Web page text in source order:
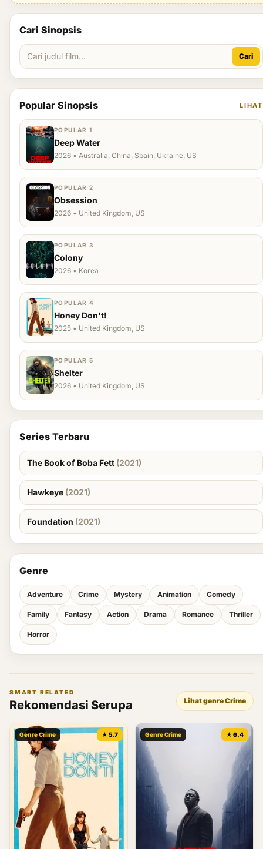
Cari Sinopsis
Cari
Popular Sinopsis LIHAT
POPULAR 1
Deep Water
2026 • Australia, China, Spain, Ukraine, US
POPULAR 2
Obsession
2026 • United Kingdom, US
POPULAR 3
Colony
2026 • Korea
POPULAR 4
Honey Don't!
2025 • United Kingdom, US
POPULAR 5
Shelter
2026 • United Kingdom, US
Series Terbaru
The Book of Boba Fett (2021)
Hawkeye (2021)
Foundation (2021)
Genre
Adventure Crime Mystery Animation Comedy
Family Fantasy Action Drama Romance Thriller
Horror
SMART RELATED
Rekomendasi Serupa Lihat genre Crime
Genre Crime ★ 5.7 Genre Crime ★ 6.4